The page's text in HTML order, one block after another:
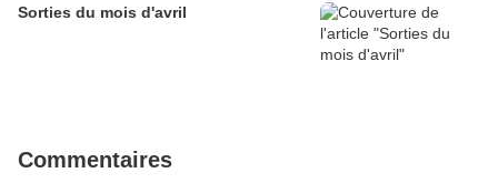
Sorties du mois d'avril
Commentaires